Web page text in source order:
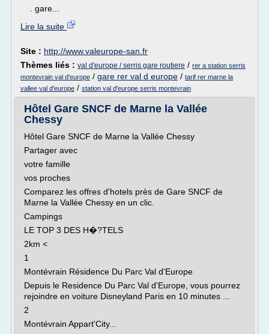
. gare...
Lire la suite
Site : http://www.valeurope-san.fr
Thèmes liés : val d'europe / serris gare routiere / rer a station serris
montevrain val d'europe / gare rer val d europe / tarif rer marne la
vallee val d'europe / station val d'europe serris montevrain
Hôtel Gare SNCF de Marne la Vallée
Chessy
Hôtel Gare SNCF de Marne la Vallée Chessy
Partager avec
votre famille
vos proches
Comparez les offres d'hotels près de Gare SNCF de
Marne la Vallée Chessy en un clic.
Campings
LE TOP 3 DES H�?TELS
2km <
1
Montévrain Résidence Du Parc Val d'Europe
Depuis le Residence Du Parc Val d'Europe, vous pourrez
rejoindre en voiture Disneyland Paris en 10 minutes ...
2
Montévrain Appart'City...